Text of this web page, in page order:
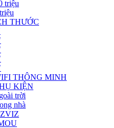
triệu
THƯỚC
THÔNG MINH
KIỆN
trời
nhà